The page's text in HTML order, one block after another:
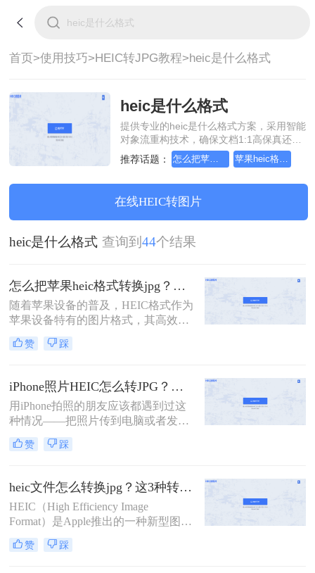
首页>使用技巧>HEIC转JPG教程>heic是什么格式
heic是什么格式
提供专业的heic是什么格式方案，采用智能
对象流重构技术，确保文档1:1高保真还原
且排版不乱码。支持一键批量处理，全链
路 SSL 加密保障隐私安全。助您快速实现
推荐话题： 怎么把苹果heic格式转换jpg 苹果heic格式怎么转换成jpg
在线HEIC转图片
heic是什么格式 查询到44个结果
怎么把苹果heic格式转换jpg？来看看这几种方法吧！
随着苹果设备的普及，HEIC格式作为
苹果设备特有的图片格式，其高效性
和高质量的图像特点得到了广大用户
的青睐。然而，由于HEIC格式的特殊
上的兼容性并不理想。怎么把苹果
heic格式转换jpg成为了许多用户的需
求。本文将介绍四种将苹果HEIC格式
转换为JPG的方法，帮助用户轻松解
决兼容性问题。
赞 踩
iPhone照片HEIC怎么转JPG？试过几个管用的方法！
用iPhone拍照的朋友应该都遇到过这
种情况——把照片传到电脑或者发给
别人，结果对方打不开，文件后缀是
HEIC，不是熟悉的JPG。这是因为从
保存照片，体积小、画质好，但兼容
性确实是个问题。很多老旧设备、
Windows电脑、部分社交平台和网页
上传入口都不认这个格式。所
以"iphone照片heic怎么转jpg"成了不
少人的刚需。这篇文章按不同使用场
赞 踩
heic文件怎么转换jpg？这3种转换方法可以试试！
HEIC（High Efficiency Image
Format）是Apple推出的一种新型图像
格式，旨在通过HEVC（High
Efficiency Video Coding）编解码器实
赞 踩